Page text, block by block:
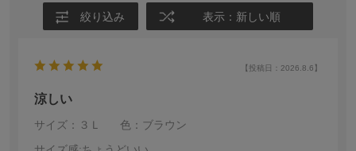
絞り込み 表示：新しい順
【投稿日：2026.8.6】
涼しい
サイズ：３Ｌ
色：ブラウン